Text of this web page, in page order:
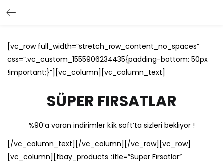
[vc_row full_width=”stretch_row_content_no_spaces”
css=”.vc_custom_1555906234435{padding-bottom: 50px
!important;}”][vc_column][vc_column_text]
SÜPER FIRSATLAR
%90’a varan indirimler klik soft’ta sizleri bekliyor !
[/vc_column_text][/vc_column][/vc_row][vc_row]
[vc_column][tbay_products title=”Süper Fırsatlar”